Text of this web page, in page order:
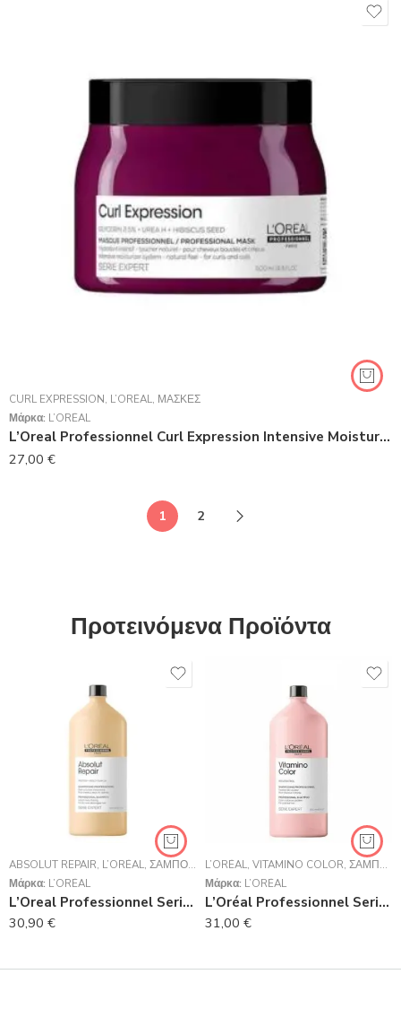
CURL EXPRESSION, L’ORÉAL, ΜΆΣΚΕΣ
Μάρκα: L’ORÉAL
L’Oreal Professionnel Curl Expression Intensive Moisturizer Mask 500ml
27,00 €
1 2
Προτεινόμενα Προϊόντα
ABSOLUT REPAIR, L’ORÉAL, ΣΑΜΠΟΥΆΝ
Μάρκα: L’ORÉAL
L’Oreal Professionnel Serie Expert Absolut Repair Shampoo Για Ταλαιπωρημένα Μαλλιά 1500ml
30,90 €
L’ORÉAL, VITAMINO COLOR, ΣΑΜΠΟΥΆΝ
Μάρκα: L’ORÉAL
L’Oréal Professionnel Serie Expert Vitamino Color Shampoo 1500ml
31,00 €